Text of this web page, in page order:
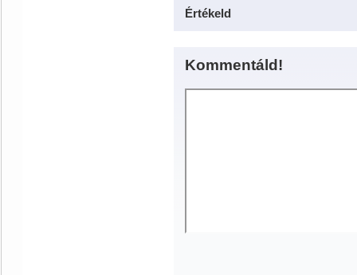
Értékeld
Kommentáld!